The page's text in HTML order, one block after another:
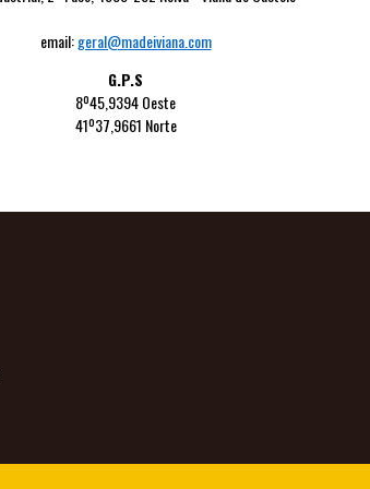
email:geral@madeiviana.com
G.P.S
8º45,9394 Oeste
41º37,9661 Norte